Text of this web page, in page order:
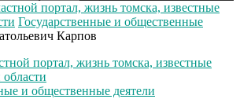
портал, жизнь томска, известные
Государственные и общественные
Карпов
портал, жизнь томска, известные
и общественные деятели